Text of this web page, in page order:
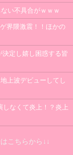
い不具合がｗｗｗ
界隈激震！！ほかの
決定し嬉し困惑する皆
上波デビューしてし
しなくて炎上！？炎上
こちらから↓↓